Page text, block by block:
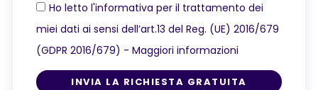
Ho letto l'informativa per il trattamento dei
miei dati ai sensi dell’art.13 del Reg. (UE) 2016/679
(GDPR 2016/679) - Maggiori informazioni
INVIA LA RICHIESTA GRATUITA